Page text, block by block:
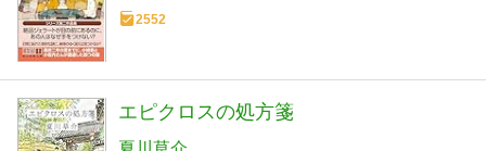
2552
エピクロスの処方箋